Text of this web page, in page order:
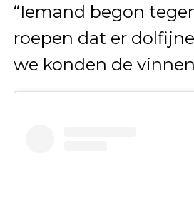
“Iemand begon
roepen dat er
we konden de